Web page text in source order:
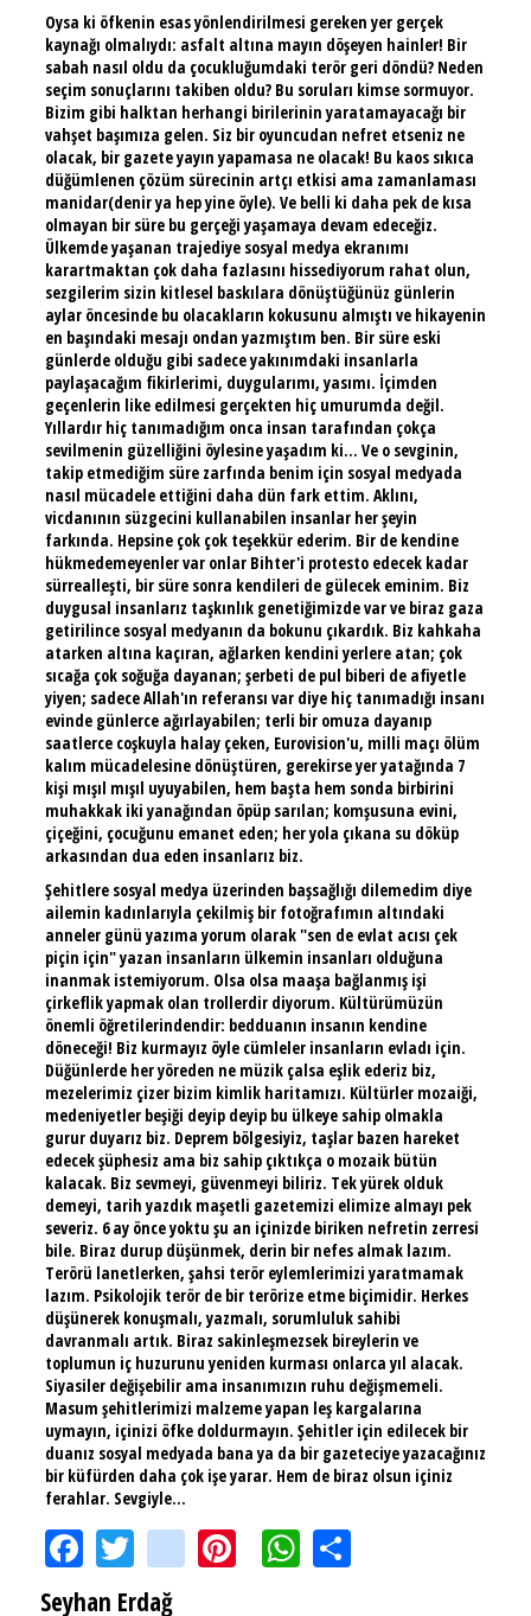
Oysa ki öfkenin esas yönlendirilmesi gereken yer gerçek
kaynağı olmalıydı: asfalt altına mayın döşeyen hainler! Bir
sabah nasıl oldu da çocukluğumdaki terör geri döndü? Neden
seçim sonuçlarını takiben oldu? Bu soruları kimse sormuyor.
Bizim gibi halktan herhangi birilerinin yaratamayacağı bir
vahşet başımıza gelen. Siz bir oyuncudan nefret etseniz ne
olacak, bir gazete yayın yapamasa ne olacak! Bu kaos sıkıca
düğümlenen çözüm sürecinin artçı etkisi ama zamanlaması
manidar(denir ya hep yine öyle). Ve belli ki daha pek de kısa
olmayan bir süre bu gerçeği yaşamaya devam edeceğiz.
Ülkemde yaşanan trajediye sosyal medya ekranımı
karartmaktan çok daha fazlasını hissediyorum rahat olun,
sezgilerim sizin kitlesel baskılara dönüştüğünüz günlerin
aylar öncesinde bu olacakların kokusunu almıştı ve hikayenin
en başındaki mesajı ondan yazmıştım ben. Bir süre eski
günlerde olduğu gibi sadece yakınımdaki insanlarla
paylaşacağım fikirlerimi, duygularımı, yasımı. İçimden
geçenlerin like edilmesi gerçekten hiç umurumda değil.
Yıllardır hiç tanımadığım onca insan tarafından çokça
sevilmenin güzelliğini öylesine yaşadım ki... Ve o sevginin,
takip etmediğim süre zarfında benim için sosyal medyada
nasıl mücadele ettiğini daha dün fark ettim. Aklını,
vicdanının süzgecini kullanabilen insanlar her şeyin
farkında. Hepsine çok çok teşekkür ederim. Bir de kendine
hükmedemeyenler var onlar Bihter'i protesto edecek kadar
sürrealleşti, bir süre sonra kendileri de gülecek eminim. Biz
duygusal insanlarız taşkınlık genetiğimizde var ve biraz gaza
getirilince sosyal medyanın da bokunu çıkardık. Biz kahkaha
atarken altına kaçıran, ağlarken kendini yerlere atan; çok
sıcağa çok soğuğa dayanan; şerbeti de pul biberi de afiyetle
yiyen; sadece Allah'ın referansı var diye hiç tanımadığı insanı
evinde günlerce ağırlayabilen; terli bir omuza dayanıp
saatlerce coşkuyla halay çeken, Eurovision'u, milli maçı ölüm
kalım mücadelesine dönüştüren, gerekirse yer yatağında 7
kişi mışıl mışıl uyuyabilen, hem başta hem sonda birbirini
muhakkak iki yanağından öpüp sarılan; komşusuna evini,
çiçeğini, çocuğunu emanet eden; her yola çıkana su döküp
arkasından dua eden insanlarız biz.
Şehitlere sosyal medya üzerinden başsağlığı dilemedim diye
ailemin kadınlarıyla çekilmiş bir fotoğrafımın altındaki
anneler günü yazıma yorum olarak "sen de evlat acısı çek
piçin için" yazan insanların ülkemin insanları olduğuna
inanmak istemiyorum. Olsa olsa maaşa bağlanmış işi
çirkeflik yapmak olan trollerdir diyorum. Kültürümüzün
önemli öğretilerindendir: bedduanın insanın kendine
döneceği! Biz kurmayız öyle cümleler insanların evladı için.
Düğünlerde her yöreden ne müzik çalsa eşlik ederiz biz,
mezelerimiz çizer bizim kimlik haritamızı. Kültürler mozaiği,
medeniyetler beşiği deyip deyip bu ülkeye sahip olmakla
gurur duyarız biz. Deprem bölgesiyiz, taşlar bazen hareket
edecek şüphesiz ama biz sahip çıktıkça o mozaik bütün
kalacak. Biz sevmeyi, güvenmeyi biliriz. Tek yürek olduk
demeyi, tarih yazdık maşetli gazetemizi elimize almayı pek
severiz. 6 ay önce yoktu şu an içinizde biriken nefretin zerresi
bile. Biraz durup düşünmek, derin bir nefes almak lazım.
Terörü lanetlerken, şahsi terör eylemlerimizi yaratmamak
lazım. Psikolojik terör de bir terörize etme biçimidir. Herkes
düşünerek konuşmalı, yazmalı, sorumluluk sahibi
davranmalı artık. Biraz sakinleşmezsek bireylerin ve
toplumun iç huzurunu yeniden kurması onlarca yıl alacak.
Siyasiler değişebilir ama insanımızın ruhu değişmemeli.
Masum şehitlerimizi malzeme yapan leş kargalarına
uymayın, içinizi öfke doldurmayın. Şehitler için edilecek bir
duanız sosyal medyada bana ya da bir gazeteciye yazacağınız
bir küfürden daha çok işe yarar. Hem de biraz olsun içiniz
ferahlar. Sevgiyle...
FacebookTwitterinstagramPinterestWhatsApp
Seyhan Erdağ